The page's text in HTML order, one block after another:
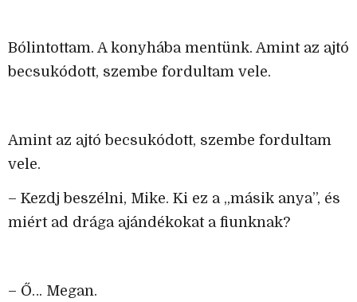
Bólintottam. A konyhába mentünk. Amint az ajtó
becsukódott, szembe fordultam vele.
Amint az ajtó becsukódott, szembe fordultam
vele.
– Kezdj beszélni, Mike. Ki ez a „másik anya”, és
miért ad drága ajándékokat a fiunknak?
– Ő… Megan.